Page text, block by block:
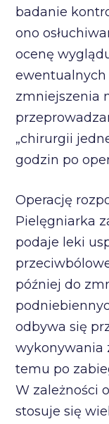
badanie
ono
ocenę
ewentualnych
zmniejszenia
„chirurgii
godzin po
Operację
Pielęgniarka
podaje leki
później do
odbywa się
wykonywania
temu po
W zależności
stosuje się